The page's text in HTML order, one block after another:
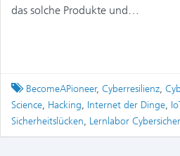
das solche Produkte und…
Tagged
BecomeAPioneer, Cyberresilienz,
Science, Hacking, Internet der Dinge,
Sicherheitslücken, Lernlabor